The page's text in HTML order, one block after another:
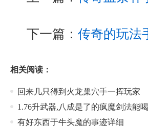
下一篇： 传奇的玩法
相关阅读：
回来几只得到火龙巢穴手一挥玩家
1.76升武器,八成是了的疯魔剑法能
有好东西于牛头魔的事迹详细